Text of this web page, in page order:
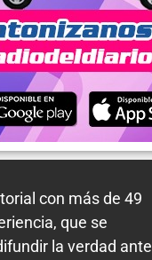
con más de 49
que se
la verdad ante